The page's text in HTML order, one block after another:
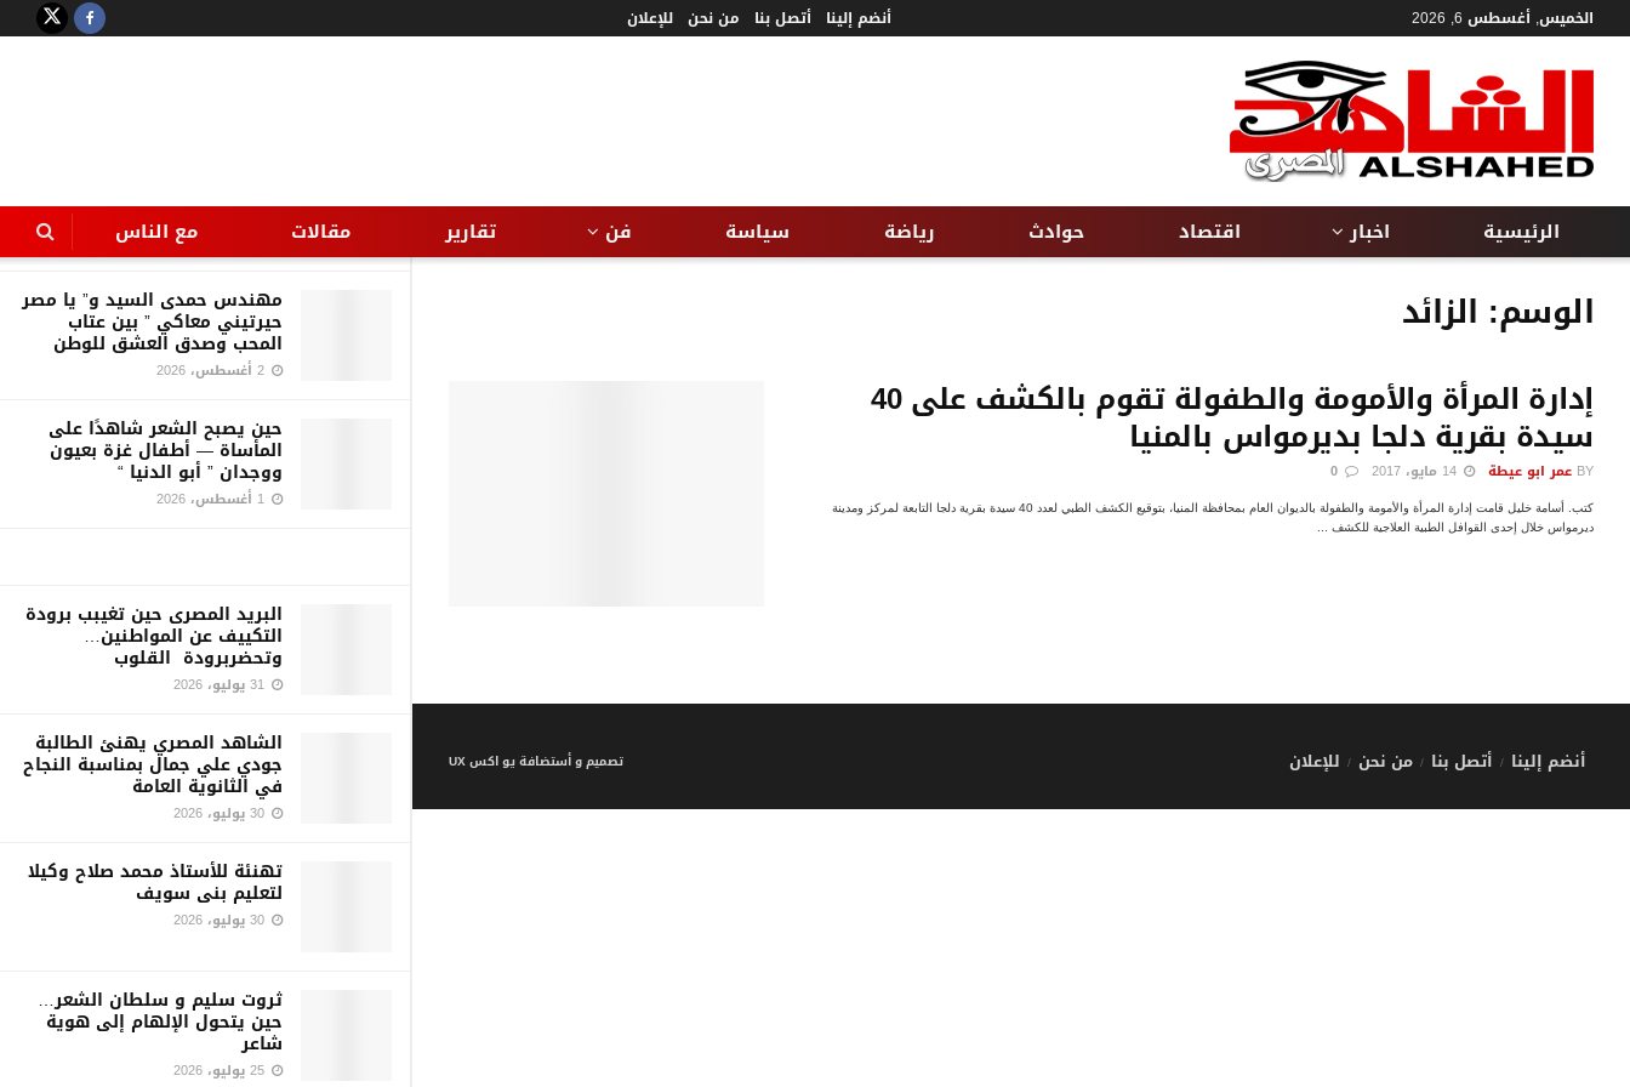
LATEST
أسباب الزلزال الأخير
مهندس حمدى السيد و” يا مصر
حيرتيني معاكي ” بين عتاب
المحب وصدق العشق للوطن
حين يصبح الشعر شاهدًا على
المأساة — أطفال غزة بعيون
ووجدان ” أبو الدنيا “
البريد المصرى حين تغيبب برودة
التكييف عن المواطنين…
وتحضربرودة القلوب
الشاهد المصري يهنئ الطالبة
جودي علي جمال بمناسبة النجاح
في الثانوية العامة
تهنئة للأستاذ محمد صلاح وكيلا
لتعليم بنى سويف
ثروت سليم و سلطان الشعر…
حين يتحول الإلهام إلى هوية
شاعر
الخميس, أغسطس 6, 2026 أنضم إلينا أتصل بنا من نحن للإعلان
الرئيسية اخبار اقتصاد حوادث رياضة سياسة فن تقارير مقالات مع الناس
الوسم: الزائد
إدارة المرأة والأمومة والطفولة تقوم بالكشف على 40
سيدة بقرية دلجا بديرمواس بالمنيا
BY عمر ابو عيطة
كتب. أسامة خليل قامت إدارة المرأة والأمومة والطفولة بالديوان العام بمحافظة المنيا، بتوقيع الكشف الطبي لعدد 40 سيدة بقرية دلجا التابعة لمركز ومدينة
ديرمواس خلال إحدى القوافل الطبية العلاجية للكشف ...
أنضم إلينا أتصل بنا من نحن للإعلان تصميم و أستضافة يو اكس UX